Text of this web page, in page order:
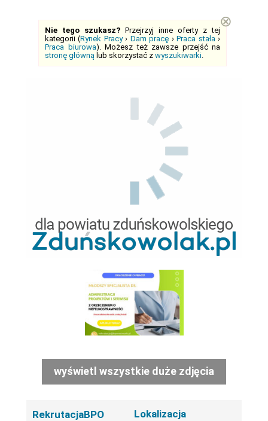
Nie tego szukasz? Przejrzyj inne oferty z tej
kategorii (Rynek Pracy› Dam pracę ›Praca stała ›
Praca biurowa). Możesz też zawsze przejść na
stronę główną lub skorzystać z wyszukiwarki
⊗
wyświetl wszystkie duże zdjęcia
RekrutacjaBPO Lokalizacja